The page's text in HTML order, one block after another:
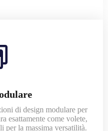
di design modulare per
esattamente come volete,
per la massima versatilità.